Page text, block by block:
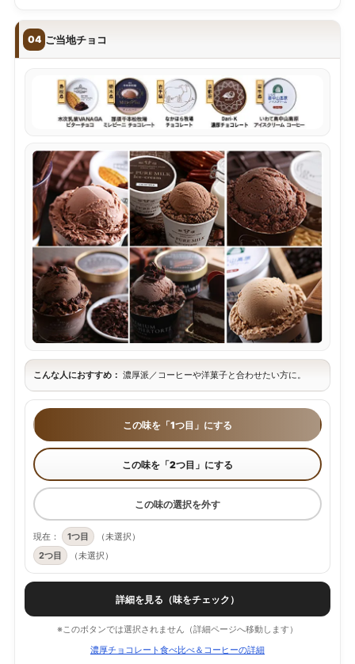
04 ご当地チョコ
こんな人におすすめ： 濃厚派／コーヒーや洋菓子と合わせたい方に。
この味を「1つ目」にする
この味を「2つ目」にする
この味の選択を外す
現在： 1つ目
（未選択）
2つ目
（未選択）
詳細を見る（味をチェック）
※このボタンでは選択されません（詳細ページへ移動します）
濃厚チョコレート食べ比べ＆コーヒーの詳細